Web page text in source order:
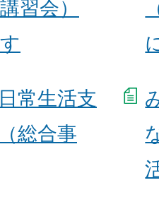
習会）
常生活支
総合事